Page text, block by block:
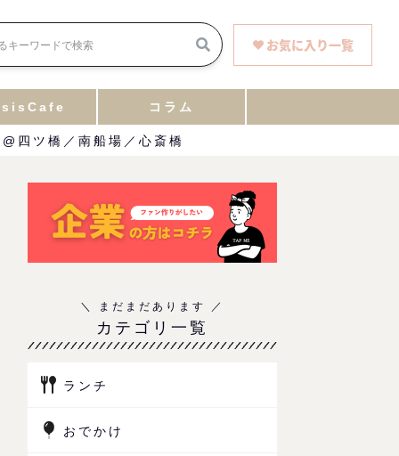
お気に入り一覧
コラム
四ツ橋／南船場／心斎橋
カテゴリ一覧
ランチ
おでかけ